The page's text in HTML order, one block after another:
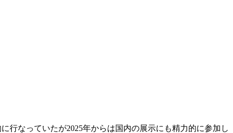
行なっていたが2025年からは国内の展示にも精力的に参加し